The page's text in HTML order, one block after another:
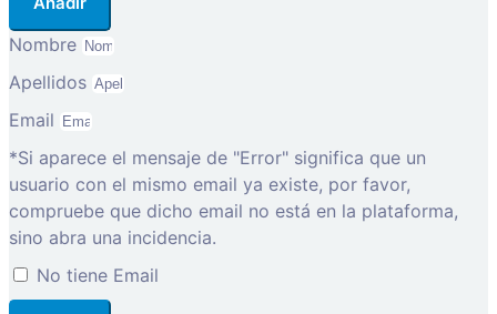
Nombre
Apellidos
Email
*Si aparece el mensaje de "Error" significa que un
usuario con el mismo email ya existe, por favor,
compruebe que dicho email no está en la plataforma,
sino abra una incidencia.
No tiene Email